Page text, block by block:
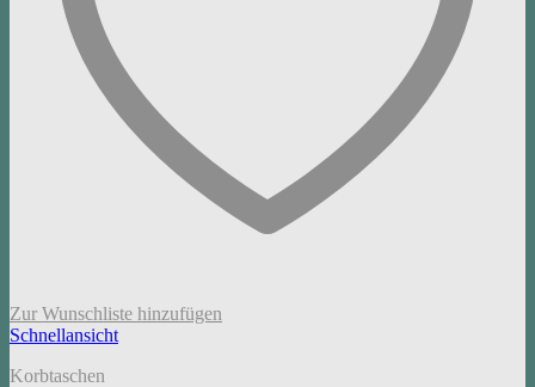
Zur Wunschliste hinzufügen
Schnellansicht
Korbtaschen